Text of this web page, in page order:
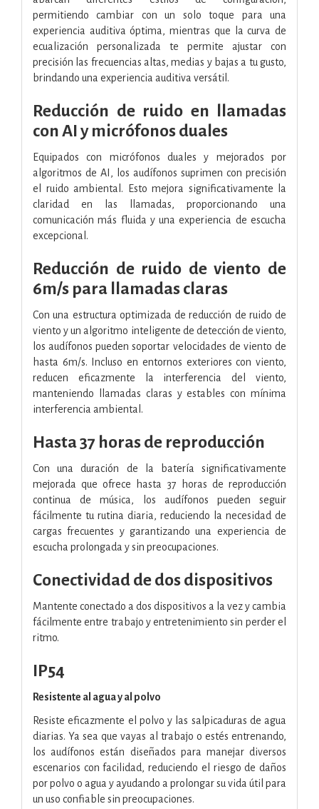
permitiendo cambiar con un solo toque para una
experiencia auditiva óptima, mientras que la curva de
ecualización personalizada te permite ajustar con
precisión las frecuencias altas, medias y bajas a tu gusto,
brindando una experiencia auditiva versátil.
Reducción de ruido en llamadas
con AI y micrófonos duales
Equipados con micrófonos duales y mejorados por
algoritmos de AI, los audífonos suprimen con precisión
el ruido ambiental. Esto mejora significativamente la
claridad en las llamadas, proporcionando una
comunicación más fluida y una experiencia de escucha
excepcional.
Reducción de ruido de viento de
6m/s para llamadas claras
Con una estructura optimizada de reducción de ruido de
viento y un algoritmo inteligente de detección de viento,
los audífonos pueden soportar velocidades de viento de
hasta 6m/s. Incluso en entornos exteriores con viento,
reducen eficazmente la interferencia del viento,
manteniendo llamadas claras y estables con mínima
interferencia ambiental.
Hasta 37 horas de reproducción
Con una duración de la batería significativamente
mejorada que ofrece hasta 37 horas de reproducción
continua de música, los audífonos pueden seguir
fácilmente tu rutina diaria, reduciendo la necesidad de
cargas frecuentes y garantizando una experiencia de
escucha prolongada y sin preocupaciones.
Conectividad de dos dispositivos
Mantente conectado a dos dispositivos a la vez y cambia
fácilmente entre trabajo y entretenimiento sin perder el
ritmo.
IP54
Resistente al agua y al polvo
Resiste eficazmente el polvo y las salpicaduras de agua
diarias. Ya sea que vayas al trabajo o estés entrenando,
los audífonos están diseñados para manejar diversos
escenarios con facilidad, reduciendo el riesgo de daños
por polvo o agua y ayudando a prolongar su vida útil para
un uso confiable sin preocupaciones.